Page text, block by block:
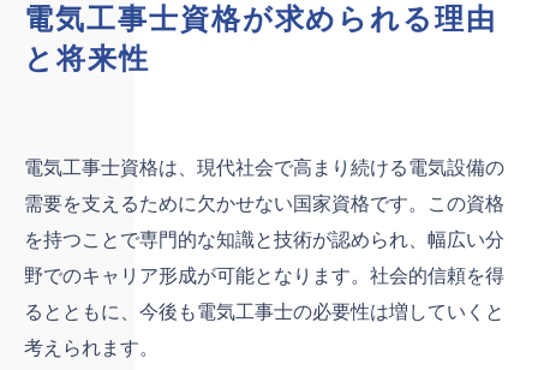
電気工事士資格が求められる理由
と将来性
電気工事士資格は、現代社会で高まり続ける電気設備の
需要を支えるために欠かせない国家資格です。この資格
を持つことで専門的な知識と技術が認められ、幅広い分
野でのキャリア形成が可能となります。社会的信頼を得
るとともに、今後も電気工事士の必要性は増していくと
考えられます。